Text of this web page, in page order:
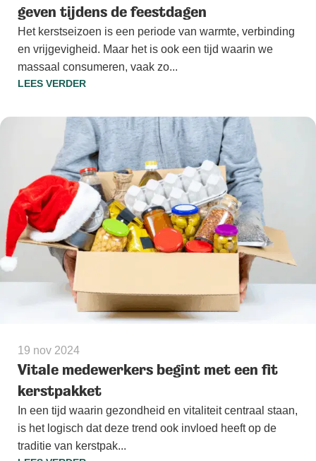
geven tijdens de feestdagen
Het kerstseizoen is een periode van warmte, verbinding
en vrijgevigheid. Maar het is ook een tijd waarin we
massaal consumeren, vaak zo...
LEES VERDER
19 nov 2024
Vitale medewerkers begint met een fit
kerstpakket
In een tijd waarin gezondheid en vitaliteit centraal staan,
is het logisch dat deze trend ook invloed heeft op de
traditie van kerstpak...